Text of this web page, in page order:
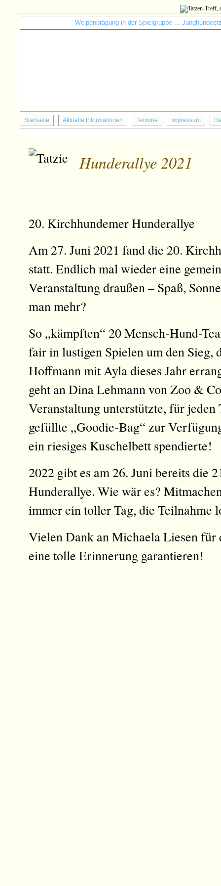
Welpenprägung in der Spielgruppe ...
Startseite Aktuelle Informationen Termine Impressum
Hunderallye 2021
20. Kirchhundemer Hunderallye
Am 27. Juni 2021 fand die 20.
statt. Endlich mal wieder eine
Veranstaltung draußen – Spaß,
man mehr?
So „kämpften“ 20 Mensch-Hund-
fair in lustigen Spielen um den Sieg,
Hoffmann mit Ayla dieses Jahr
geht an Dina Lehmann von Zoo &
Veranstaltung unterstützte, für
gefüllte „Goodie-Bag“ zur
ein riesiges Kuschelbett spendierte!
2022 gibt es am 26. Juni bereits die
Hunderallye. Wie wär es?
immer ein toller Tag, die Teilnahme
Vielen Dank an Michaela Liesen für
eine tolle Erinnerung garantieren!